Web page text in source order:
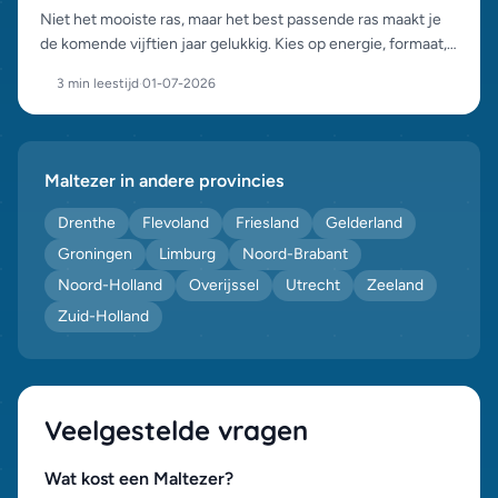
Niet het mooiste ras, maar het best passende ras maakt je
de komende vijftien jaar gelukkig. Kies op energie, formaat,
uit.3 min leestijd·01-07-2026
Maltezer in andere provincies
Drenthe Flevoland Friesland
Gelderland
Groningen
Limburg
Noord-Brabant
Noord-Holland
Overijssel Utrecht
Zeeland
Zuid-Holland
Veelgestelde vragen
Wat kost een Maltezer?